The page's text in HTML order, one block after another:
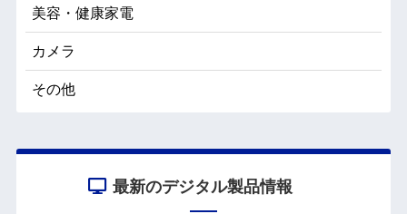
美容・健康家電
カメラ
その他
最新のデジタル製品情報